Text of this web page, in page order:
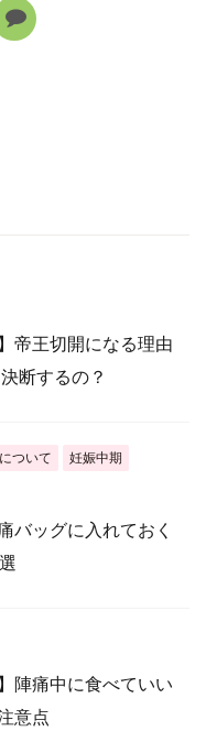
帝王切開になる理由
断するの？
ついて 妊娠中期
バッグに入れておく
陣痛中に食べていい
意点